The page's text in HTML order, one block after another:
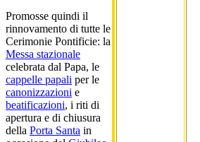
Promosse quindi il
rinnovamento di tutte le
Cerimonie Pontificie: la
Messa stazionale
celebrata dal Papa, le
cappelle papali per le
canonizzazioni e
beatificazioni, i riti di
apertura e di chiusura
della Porta Santa in